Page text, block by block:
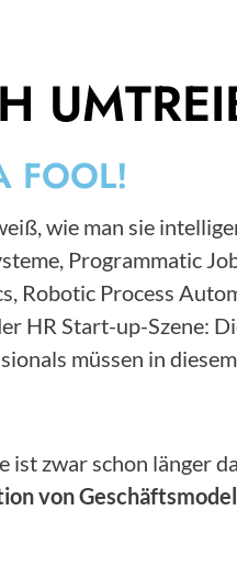
FOOL!
wie man sie
Programmatic
Robotic Process
HR Start-up-Szene:
müssen in
zwar schon länger
von